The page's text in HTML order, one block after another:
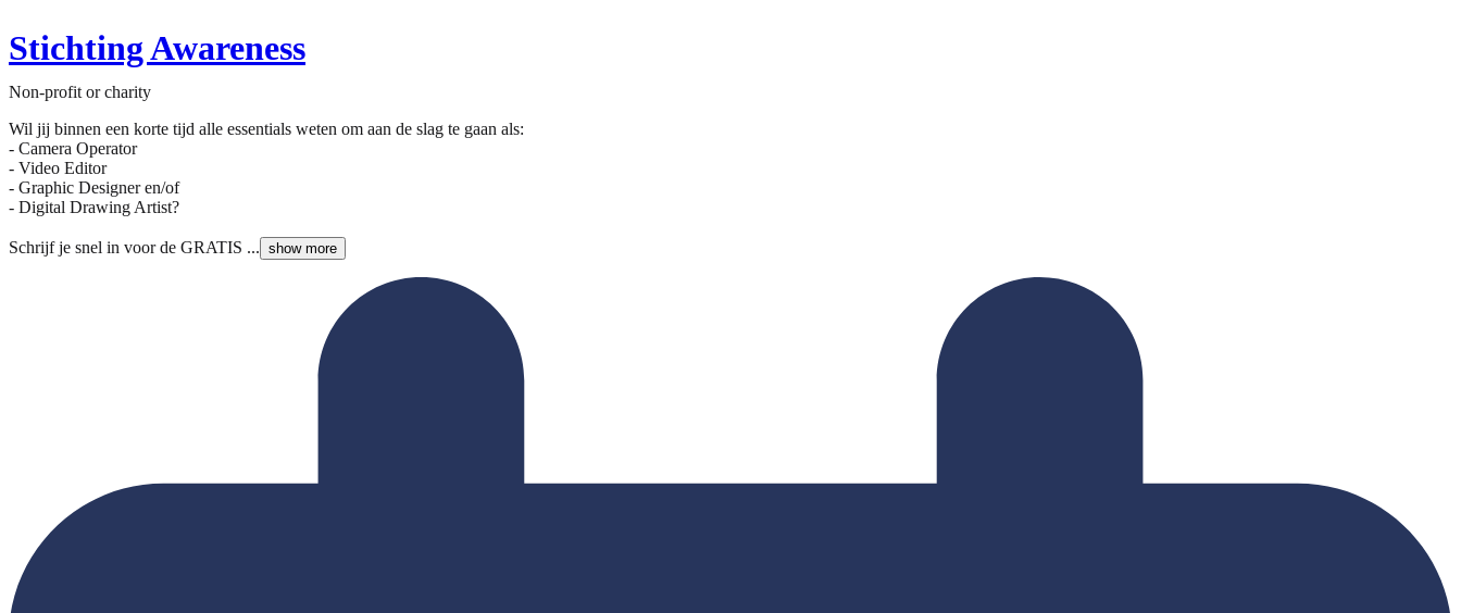
Stichting Awareness
Non-profit or charity
Wil jij binnen een korte tijd alle essentials weten om aan de slag te gaan als:
- Camera Operator
- Video Editor
- Graphic Designer en/of
- Digital Drawing Artist?
Schrijf je snel in voor de GRATIS ... show more